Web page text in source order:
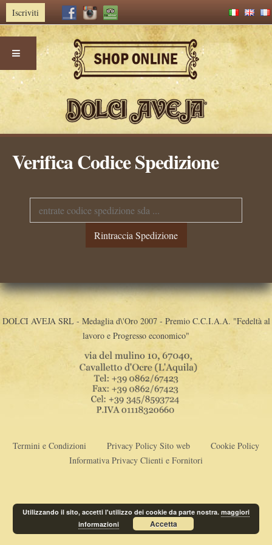
Iscriviti
contentVerifica Codice Spedizione
DOLCI AVEJA SRL - Medaglia d\'Oro 2007 - Premio C.C.I.A.A. "Fedeltà al
lavoro e Progresso economico"
Termini e Condizioni Privacy Policy Sito web
Cookie Policy
Informativa Privacy Clienti e Fornitori
Utilizzando il sito, accetti l'utilizzo dei cookie da parte nostra. maggiori
informazioni
Accetta